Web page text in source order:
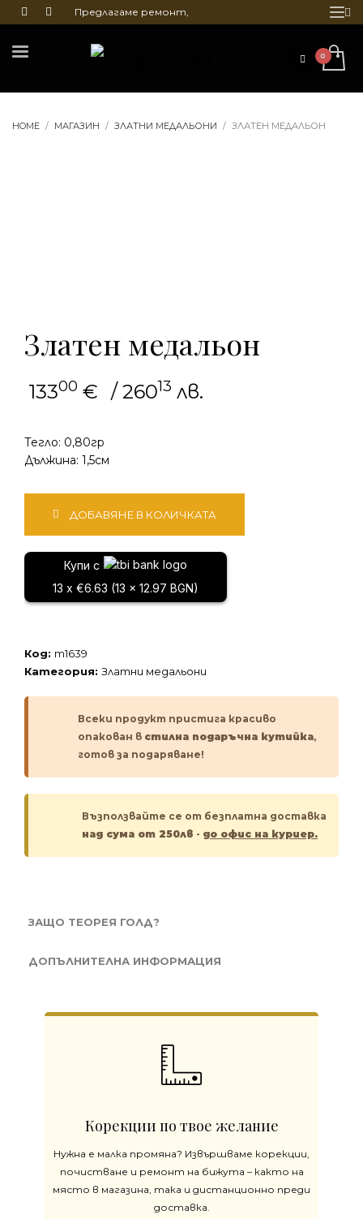
Предлагаме ремонт,
на бижута
HOME МАГАЗИН ЗЛАТНИ МЕДАЛЬОНИ ЗЛАТЕН МЕДАЛЬОН
Златен медальон
13300 € / 26013 лв.
Тегло: 0,80гр
Дължина: 1,5см
Златен
медальон
ДОБАВЯНЕ В КОЛИЧКАТА
Купи с
13 x €6.63 (13 x 12.97 BGN)
Код: m1639
Категория: Златни медальони
Всеки продукт пристига красиво
опакован в стилна подаръчна кутийка,
готов за подаряване!
Възползвайте се от безплатна доставка
над сума от 250лв - до офис на куриер.
ЗАЩО ТЕОРЕЯ ГОЛД?
ДОПЪЛНИТЕЛНА ИНФОРМАЦИЯ
Корекции по твое желание
Нужна е малка промяна? Извършваме корекции,
почистване и ремонт на бижута – както на
място в магазина, така и дистанционно преди
доставка.